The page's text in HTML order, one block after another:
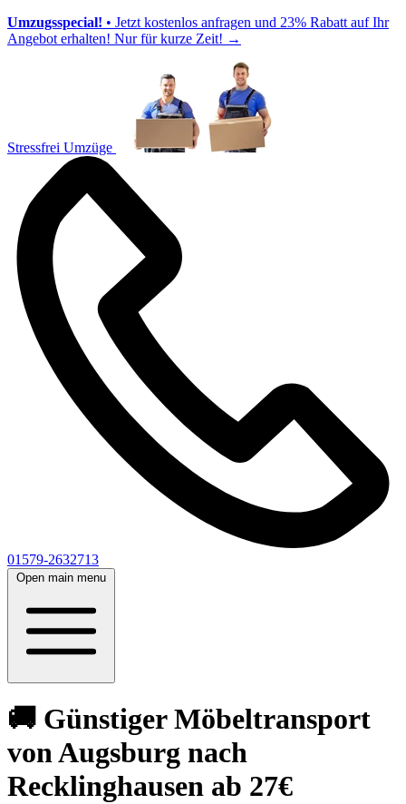
Umzugsspecial! • Jetzt kostenlos anfragen und 23% Rabatt auf Ihr
Angebot erhalten! Nur für kurze Zeit! →
Stressfrei Umzüge
01579-2632713
Open main menu
🚚 Günstiger Möbeltransport
von Augsburg nach
Recklinghausen ab 27€